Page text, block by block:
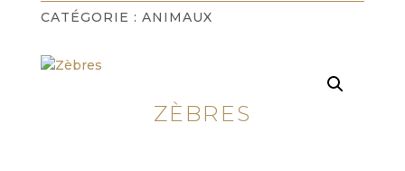
CATÉGORIE : ANIMAUX
ZÈBRES